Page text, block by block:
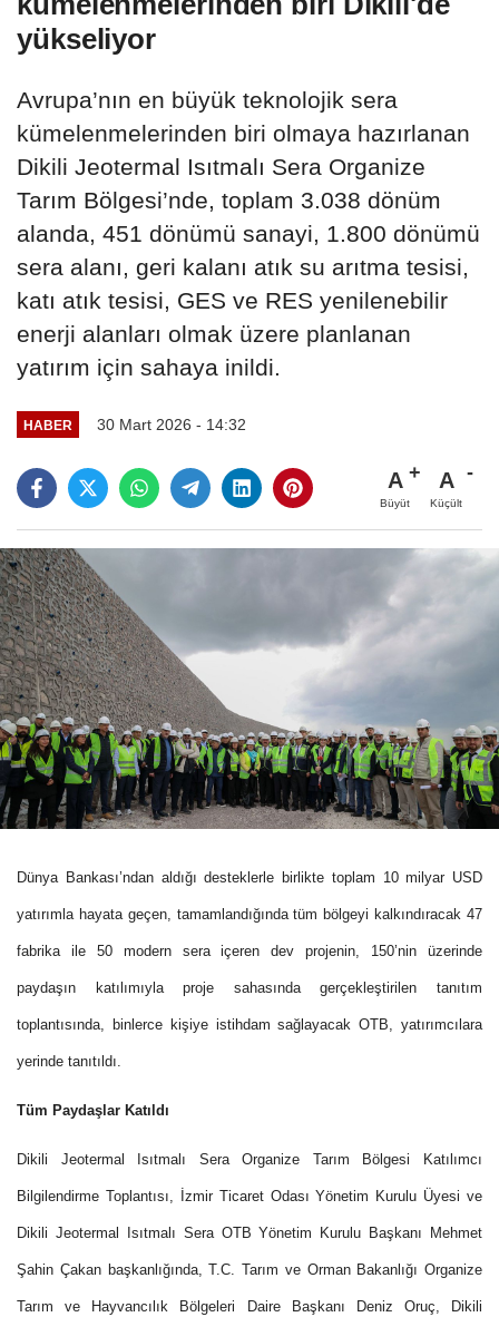
yükseliyor
Avrupa’nın en büyük teknolojik sera
kümelenmelerinden biri olmaya hazırlanan
Dikili Jeotermal Isıtmalı Sera Organize
Tarım Bölgesi’nde, toplam 3.038 dönüm
alanda, 451 dönümü sanayi, 1.800 dönümü
sera alanı, geri kalanı atık su arıtma tesisi,
katı atık tesisi, GES ve RES yenilenebilir
enerji alanları olmak üzere planlanan
yatırım için sahaya inildi.
HABER 30 Mart 2026 - 14:32
A
Büyüt
A
Küçült
Dünya Bankası’ndan aldığı desteklerle birlikte toplam 10 milyar USD
yatırımla hayata geçen, tamamlandığında tüm bölgeyi kalkındıracak 47
fabrika ile 50 modern sera içeren dev projenin, 150’nin üzerinde
paydaşın katılımıyla proje sahasında gerçekleştirilen tanıtım
toplantısında, binlerce kişiye istihdam sağlayacak OTB, yatırımcılara
yerinde tanıtıldı.
Tüm Paydaşlar Katıldı
Dikili Jeotermal Isıtmalı Sera Organize Tarım Bölgesi Katılımcı
Bilgilendirme Toplantısı, İzmir Ticaret Odası Yönetim Kurulu Üyesi ve
Dikili Jeotermal Isıtmalı Sera OTB Yönetim Kurulu Başkanı Mehmet
Şahin Çakan başkanlığında, T.C. Tarım ve Orman Bakanlığı Organize
Tarım ve Hayvancılık Bölgeleri Daire Başkanı Deniz Oruç, Dikili